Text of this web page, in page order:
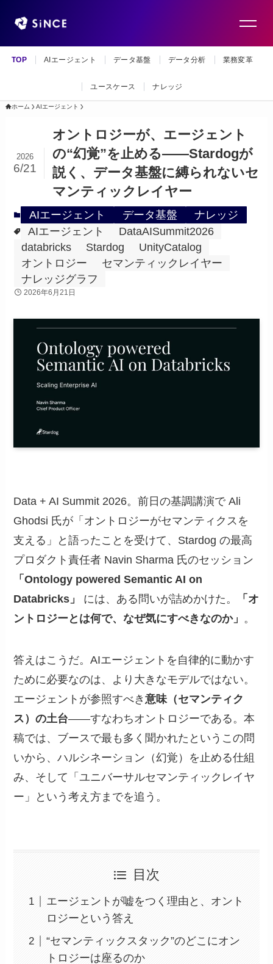
TOP AIエージェント データ基盤 データ分析 業務変革
ユースケース ナレッジ
ホーム AIエージェント
オントロジーが、エージェント
の“幻覚”を止める——Stardogが
説く、データ基盤に縛られないセ
マンティックレイヤー
2026
6/21
AIエージェント データ基盤
ナレッジ
AIエージェント
DataAISummit2026
databricks
Stardog
UnityCatalog
オントロジー
セマンティックレイヤー
ナレッジグラフ
2026年6月21日
Data + AI Summit 2026。前日の基調講演で Ali
Ghodsi 氏が「オントロジーがセマンティクスを
支える」と語ったことを受けて、Stardog の最高
プロダクト責任者 Navin Sharma 氏のセッション
「Ontology powered Semantic AI on
Databricks」
には、ある問いが詰めかけた。
「オ
ントロジーとは何で、なぜ気にすべきなのか」 。
答えはこうだ。AIエージェントを自律的に動かす
ために必要なのは、より大きなモデルではない。
エージェントが参照すべき意味（セマンティク
ス）の土台——すなわちオントロジーである。本
稿では、ブースで最も多く聞かれたというこの問
いから、ハルシネーション（幻覚）を止める仕組
み、そして「ユニバーサルセマンティックレイヤ
ー」という考え方までを追う。
目次
エージェントが嘘をつく理由と、オント
ロジーという答え
“セマンティックスタック”のどこにオン
トロジーは座るのか